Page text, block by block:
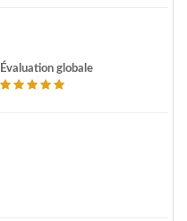
Évaluation globale